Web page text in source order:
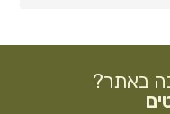
באתר?